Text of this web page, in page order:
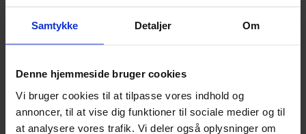
Samtykke Detaljer Om
Denne hjemmeside bruger cookies
Vi bruger cookies til at tilpasse vores indhold og
annoncer, til at vise dig funktioner til sociale medier og til
at analysere vores trafik. Vi deler også oplysninger om
glossing og KLIP
reflekser eller face
Kr.
Opfriskning af
reflekser eller face
Kr. 1295,00